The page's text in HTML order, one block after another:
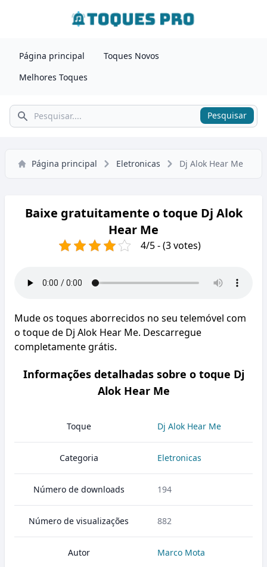
Página principal
Toques Novos
Melhores Toques
Pesquisar Pesquisar
Página principal Eletronicas Dj Alok Hear Me
Baixe gratuitamente o toque Dj Alok
Hear Me
4/5 - (3 votes)
Mude os toques aborrecidos no seu telemóvel com
o toque de Dj Alok Hear Me. Descarregue
completamente grátis.
Informações detalhadas sobre o toque Dj
Alok Hear Me
Toque Dj Alok Hear Me
Categoria Eletronicas
Número de downloads 194
Número de visualizações 882
Autor Marco Mota